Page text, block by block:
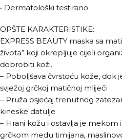
• Dermatološki testirano
OPŠTE KARAKTERISTIKE:
EXPRESS BEAUTY maska sa
života” koji okrepljuje cijeli
dobrobiti koži.
– Poboljšava čvrstoću kože, dok
svježoj grčkoj matičnoj mliječi
– Pruža osjećaj trenutnog
kineske datulje
– Hrani kožu i ostavlja je
grčkom medu timijana,